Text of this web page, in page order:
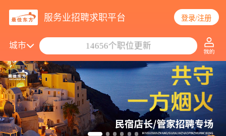
服务业招聘求职平台 登录/注册
城市
14656个职位更新